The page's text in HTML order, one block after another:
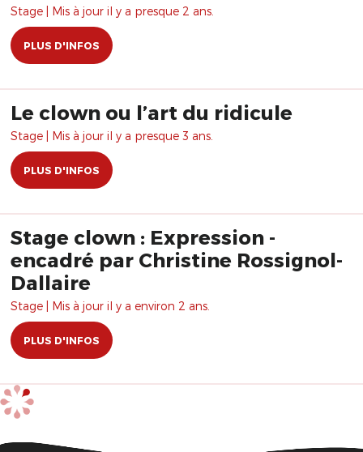
Stage | Mis à jour il y a presque 2 ans.
PLUS D'INFOS
Le clown ou l’art du ridicule
Stage | Mis à jour il y a presque 3 ans.
PLUS D'INFOS
Stage clown : Expression -
encadré par Christine Rossignol-
Dallaire
Stage | Mis à jour il y a environ 2 ans.
PLUS D'INFOS